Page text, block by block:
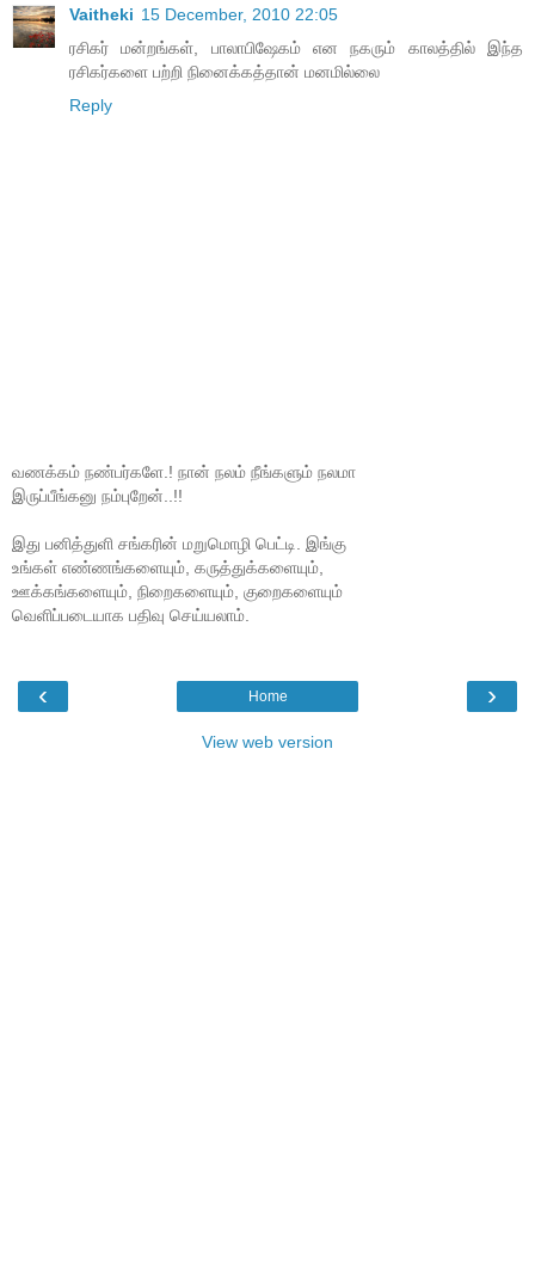
Vaitheki 15 December, 2010 22:05
ரசிகர் மன்றங்கள், பாலாபிஷேகம் என நகரும் காலத்தில் இந்த
ரசிகர்களை பற்றி நினைக்கத்தான் மனமில்லை
Reply
வணக்கம் நண்பர்களே.! நான் நலம் நீங்களும் நலமா
இருப்பீங்கனு நம்புறேன்..!!
இது பனித்துளி சங்கரின் மறுமொழி பெட்டி. இங்கு
உங்கள் எண்ணங்களையும், கருத்துக்களையும்,
ஊக்கங்களையும், நிறைகளையும், குறைகளையும்
வெளிப்படையாக பதிவு செய்யலாம்.
‹ ›
Home
View web version